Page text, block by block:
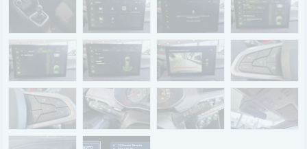
WERKSTATTTERMIN
Teile & Zubehör
Renault Service
Dacia Service
UNTERNEHMEN